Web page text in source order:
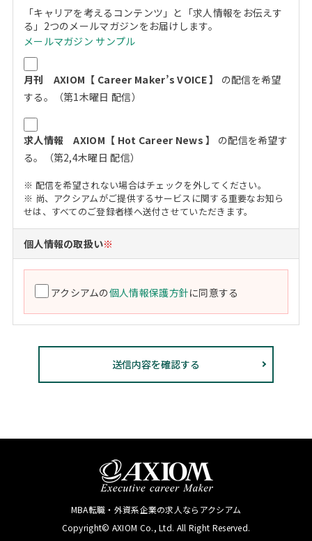
「キャリアを考えるコンテンツ」と「求人情報をお伝えす
る」2つのメールマガジンをお届けします。
メールマガジン サンプル
月刊 AXIOM【 Career Maker’s VOICE 】
の配信を希望
する。（第1木曜日 配信）
求人情報 AXIOM【 Hot Career News 】
の配信を希望す
る。（第2,4木曜日 配信）
※ 配信を希望されない場合はチェックを外してください。
※ 尚、アクシアムがご提供するサービスに関する重要なお知ら
せは、すべてのご登録者様へ送付させていただきます。
個人情報の取扱い※
アクシアムの個人情報保護方針に同意する
MBA転職・外資系企業の求人ならアクシアム
Copyright© AXIOM Co., Ltd. All Right Reserved.